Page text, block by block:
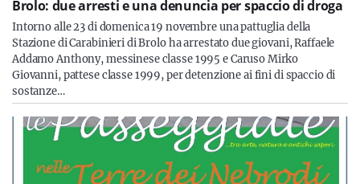
Brolo: due arresti e una denuncia per spaccio di droga
Intorno alle 23 di domenica 19 novembre una pattuglia della
Stazione di Carabinieri di Brolo ha arrestato due giovani, Raffaele
Addamo Anthony, messinese classe 1995 e Caruso Mirko
Giovanni, pattese classe 1999, per detenzione ai fini di spaccio di
sostanze…